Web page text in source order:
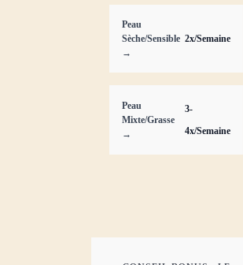
Peau
Sèche/Sensible
→
2x/Semaine
Peau
Mixte/Grasse
→
3-
4x/Semaine